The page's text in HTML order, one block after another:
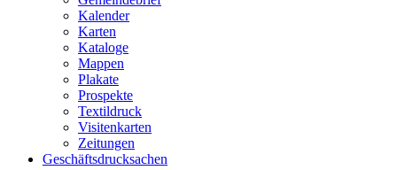
Kalender
Karten
Kataloge
Mappen
Plakate
Prospekte
Textildruck
Visitenkarten
Zeitungen
Geschäftsdrucksachen